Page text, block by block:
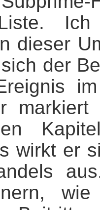
Ich
dieser
der
markiert
wirkt er